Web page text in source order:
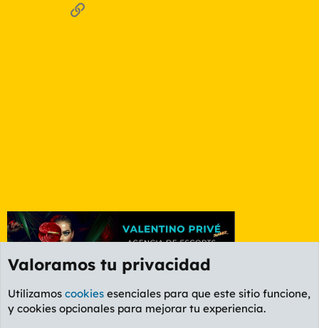
Enlace
Foro General
Valoramos tu privacidad
Utilizamos cookies esenciales para que este sitio funcione,
y cookies opcionales para mejorar tu experiencia.